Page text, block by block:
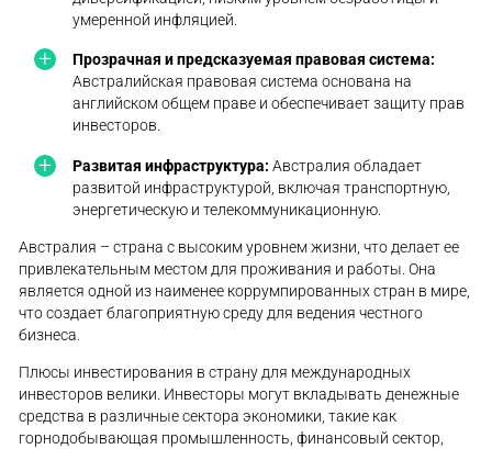
умеренной инфляцией.
Прозрачная и предсказуемая правовая система:
Австралийская правовая система основана на
английском общем праве и обеспечивает защиту прав
инвесторов.
Развитая инфраструктура: Австралия обладает
развитой инфраструктурой, включая транспортную,
энергетическую и телекоммуникационную.
Австралия – страна с высоким уровнем жизни, что делает ее
привлекательным местом для проживания и работы. Она
является одной из наименее коррумпированных стран в мире,
что создает благоприятную среду для ведения честного
бизнеса.
Плюсы инвестирования в страну для международных
инвесторов велики. Инвесторы могут вкладывать денежные
средства в различные сектора экономики, такие как
горнодобывающая промышленность, финансовый сектор,